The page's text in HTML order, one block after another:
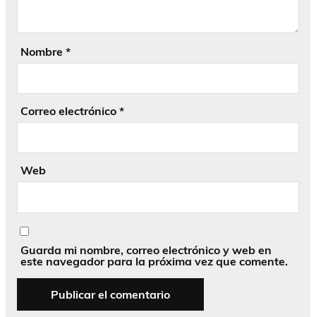
Nombre *
Correo electrónico *
Web
Guarda mi nombre, correo electrónico y web en
este navegador para la próxima vez que comente.